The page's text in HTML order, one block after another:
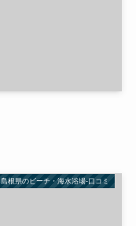
島根県のビーチ・海水浴場-口コミ